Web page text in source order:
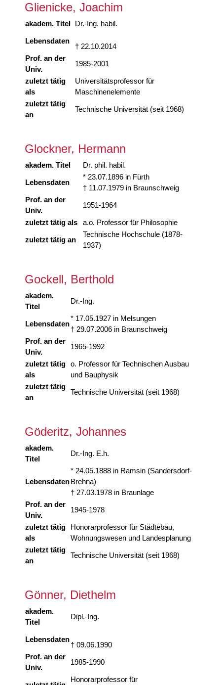
Glienicke, Joachim
akadem. Titel Dr.-Ing. habil.
Lebensdaten
† 22.10.2014
Prof. an der
Univ.
1985-2001
zuletzt tätig
als
Universitätsprofessor für
Maschinenelemente
zuletzt tätig
an
Technische Universität (seit 1968)
Glockner, Hermann
akadem. Titel Dr. phil. habil.
Lebensdaten
* 23.07.1896 in Fürth
† 11.07.1979 in Braunschweig
Prof. an der
Univ.
1951-1964
zuletzt tätig als a.o. Professor für Philosophie
zuletzt tätig an
Technische Hochschule (1878-
1937)
Gockell, Berthold
akadem.
Titel
Dr.-Ing.
Lebensdaten
* 17.05.1927 in Melsungen
† 29.07.2006 in Braunschweig
Prof. an der
Univ.
1965-1992
zuletzt tätig
als
o. Professor für Technischen Ausbau
und Bauphysik
zuletzt tätig
an
Technische Universität (seit 1968)
Göderitz, Johannes
akadem.
Titel
Dr.-Ing. E.h.
Lebensdaten
* 24.05.1888 in Ramsin (Sandersdorf-
Brehna)
† 27.03.1978 in Braunlage
Prof. an der
Univ.
1945-1978
zuletzt tätig
als
Honorarprofessor für Städtebau,
Wohnungswesen und Landesplanung
zuletzt tätig
an
Technische Universität (seit 1968)
Gönner, Diethelm
akadem.
Titel
Dipl.-Ing.
Lebensdaten
† 09.06.1990
Prof. an der
Univ.
1985-1990
Honorarprofessor für